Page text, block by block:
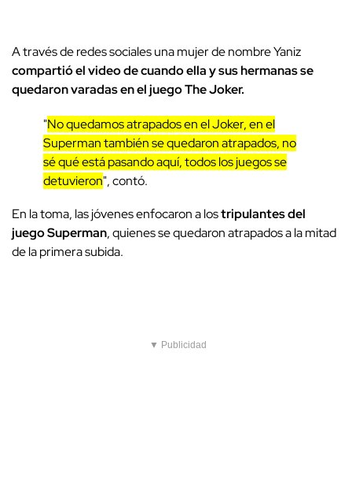
A través de redes sociales una mujer de nombre Yaniz
compartió el video de cuando ella y sus hermanas se
quedaron varadas en el juego The Joker.
"No quedamos atrapados en el Joker, en el
Superman también se quedaron atrapados, no
sé qué está pasando aquí, todos los juegos se
detuvieron", contó.
En la toma, las jóvenes enfocaron a lostripulantes del
juego Superman, quienes se quedaron atrapados a la mitad
de la primera subida.
▼ Publicidad